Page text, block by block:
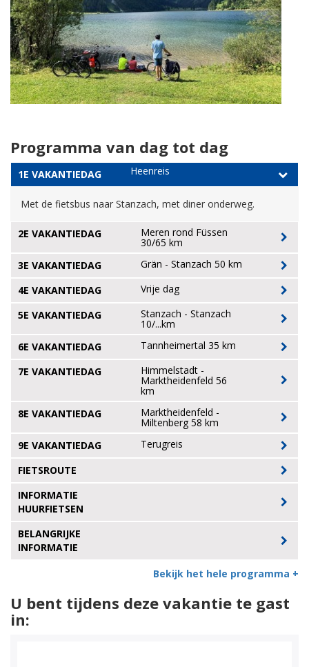
Programma van dag tot dag
1E VAKANTIEDAG Heenreis
Met de fietsbus naar Stanzach, met diner onderweg.
2E VAKANTIEDAG Meren rond Füssen
30/65 km
3E VAKANTIEDAG
Grän - Stanzach 50 km
4E VAKANTIEDAG
Vrije dag
5E VAKANTIEDAG
Stanzach - Stanzach
10/...km
6E VAKANTIEDAG
Tannheimertal 35 km
7E VAKANTIEDAG
Himmelstadt -
Marktheidenfeld 56
km
8E VAKANTIEDAG
Marktheidenfeld -
Miltenberg 58 km
9E VAKANTIEDAG
Terugreis
FIETSROUTE
INFORMATIE
HUURFIETSEN
BELANGRIJKE
INFORMATIE
Bekijk het hele programma +
U bent tijdens deze vakantie te gast
in: